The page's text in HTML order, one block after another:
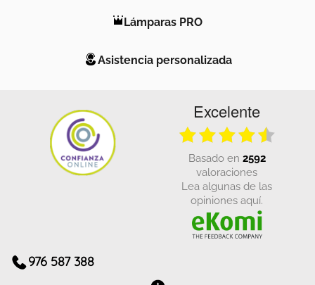
Lámparas PRO
Asistencia personalizada
Excelente
basado en 2592
valoraciones
Lea algunas de las
opiniones aquí.
976 587 388